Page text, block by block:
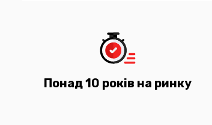
Понад 10 років на ринку